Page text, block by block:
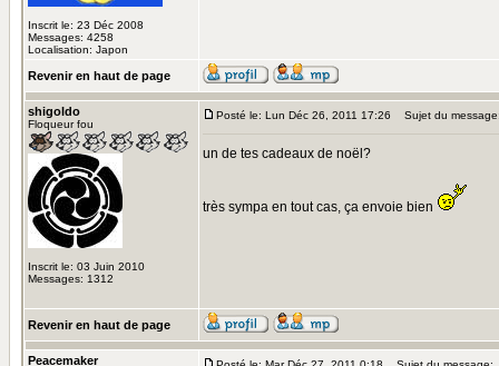
Inscrit le: 23 Déc 2008
Messages: 4258
Localisation: Japon
Revenir en haut de page
shigoldo
Floqueur fou
Inscrit le: 03 Juin 2010
Messages: 1312
Posté le: Lun Déc 26, 2011 17:26 Sujet du
un de tes cadeaux de noël?
très sympa en tout cas, ça envoie bien
Revenir en haut de page
Peacemaker